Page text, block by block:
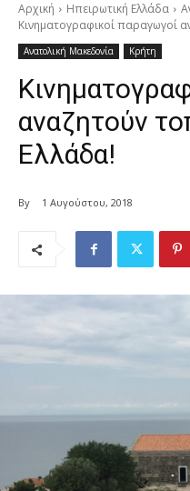
Αρχική Ηπειρωτική Ελλάδα
Κινηματογραφικοί παραγωγοί
Ανατολική Μακεδονία Κρήτη
αναζητούν
Ελλάδα!
By 1 Αυγούστου, 2018